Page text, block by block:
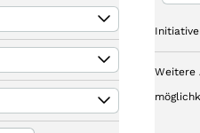
Weitere